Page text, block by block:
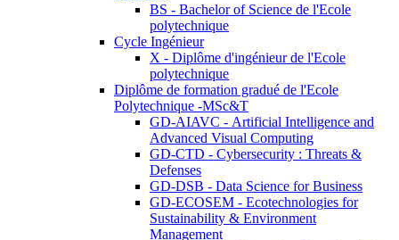
BS - Bachelor of Science de l'Ecole
polytechnique
Cycle Ingénieur
X - Diplôme d'ingénieur de l'Ecole
polytechnique
Diplôme de formation gradué de l'Ecole
Polytechnique -MSc&T
GD-AIAVC - Artificial Intelligence and
Advanced Visual Computing
GD-CTD - Cybersecurity : Threats &
Defenses
GD-DSB - Data Science for Business
GD-ECOSEM - Ecotechnologies for
Sustainability & Environment
Management